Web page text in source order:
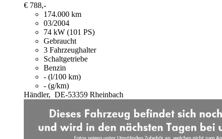
€ 788,-
174.000 km
03/2004
74 kW (101 PS)
Gebraucht
3 Fahrzeughalter
Schaltgetriebe
Benzin
- (l/100 km)
- (g/km)
Händler, DE-53359 Rheinbach